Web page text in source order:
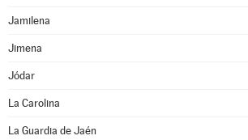
Jamilena
Jimena
Jódar
La Carolina
La Guardia de Jaén